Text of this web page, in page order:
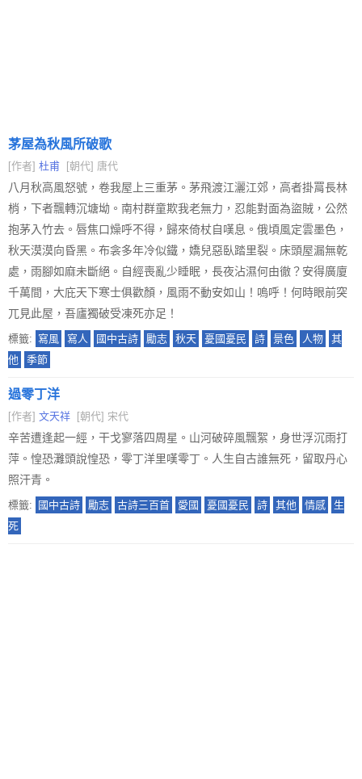
茅屋為秋風所破歌
[作者] 杜甫 [朝代] 唐代
八月秋高風怒號，卷我屋上三重茅。茅飛渡江灑江郊，高者掛罥長林
梢，下者飄轉沉塘坳。南村群童欺我老無力，忍能對面為盜賊，公然
抱茅入竹去。唇焦口燥呼不得，歸來倚杖自嘆息。俄頃風定雲墨色，
秋天漠漠向昏黑。布衾多年冷似鐵，嬌兒惡臥踏里裂。床頭屋漏無乾
處，雨腳如麻未斷絕。自經喪亂少睡眠，長夜沾濕何由徹？安得廣廈
千萬間，大庇天下寒士俱歡顏，風雨不動安如山！嗚呼！何時眼前突
兀見此屋，吾廬獨破受凍死亦足！
標籤: 寫風 寫人 國中古詩 勵志 秋天 憂國憂民 詩 景色 人物
其
他
季節
過零丁洋
[作者] 文天祥 [朝代] 宋代
辛苦遭逢起一經，干戈寥落四周星。山河破碎風飄絮，身世浮沉雨打
萍。惶恐灘頭說惶恐，零丁洋里嘆零丁。人生自古誰無死，留取丹心
照汗青。
標籤: 國中古詩 勵志 古詩三百首 愛國 憂國憂民 詩 其他 情感
生
死